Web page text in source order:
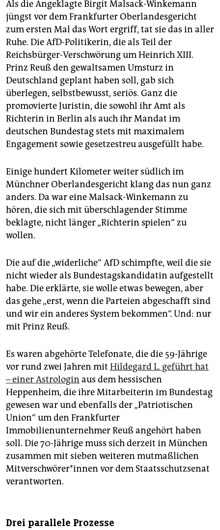
unterstützen
abo
genossenschaft
epaper login
Als die Angeklagte Birgit Malsack-Winkemann
jüngst vor dem Frankfurter Oberlandesgericht
zum ersten Mal das Wort ergriff, tat sie das in aller
Ruhe. Die AfD-Politikerin, die als Teil der
Reichsbürger-Verschwörung um Heinrich XIII.
Prinz Reuß den gewaltsamen Umsturz in
Deutschland geplant haben soll, gab sich
überlegen, selbstbewusst, seriös. Ganz die
promovierte Juristin, die sowohl ihr Amt als
Richterin in Berlin als auch ihr Mandat im
deutschen Bundestag stets mit maximalem
Engagement sowie gesetzestreu ausgefüllt habe.
Einige hundert Kilometer weiter südlich im
Münchner Oberlandesgericht klang das nun ganz
anders. Da war eine Malsack-Winkemann zu
hören, die sich mit überschlagender Stimme
beklagte, nicht länger „Richterin spielen“ zu
wollen.
Die auf die „widerliche“ AfD schimpfte, weil die sie
nicht wieder als Bundestagskandidatin aufgestellt
habe. Die erklärte, sie wolle etwas bewegen, aber
das gehe „erst, wenn die Parteien abgeschafft sind
und wir ein anderes System bekommen“. Und: nur
mit Prinz Reuß.
Es waren abgehörte Telefonate, die die 59-Jährige
vor rund zwei Jahren mit Hildegard L. geführt hat
– einer Astrologin aus dem hessischen
Heppenheim, die ihre Mitarbeiterin im Bundestag
gewesen war und ebenfalls der „Patriotischen
Union“ um den Frankfurter
Immobilienunternehmer Reuß angehört haben
soll. Die 70-Jährige muss sich derzeit in München
zusammen mit sieben weiteren mutmaßlichen
Mit­ver­schwö­re­r*in­nen vor dem Staatsschutzsenat
verantworten.
Drei parallele Prozesse